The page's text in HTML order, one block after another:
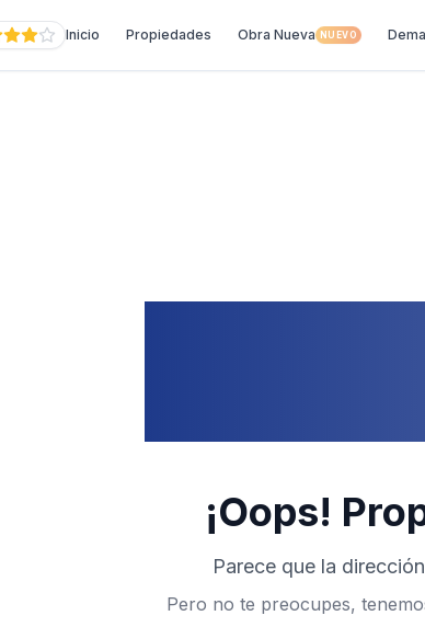
Inicio Propiedades Obra Nueva NUEVO
¡Oops!
Parece que la
Pero no te preocupes,